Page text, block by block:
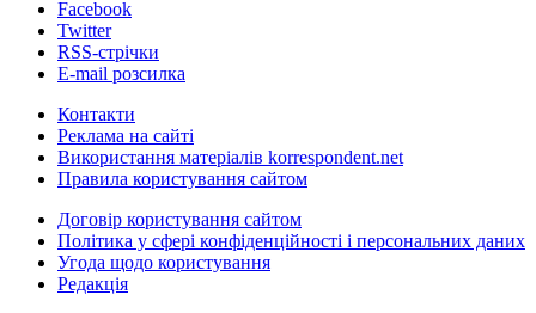
Facebook
Twitter
RSS-стрічки
E-mail розсилка
Контакти
Реклама на сайті
Використання матеріалів korrespondent.net
Правила користування сайтом
Договір користування сайтом
Політика у сфері конфіденційності і персональних даних
Угода щодо користування
Редакція